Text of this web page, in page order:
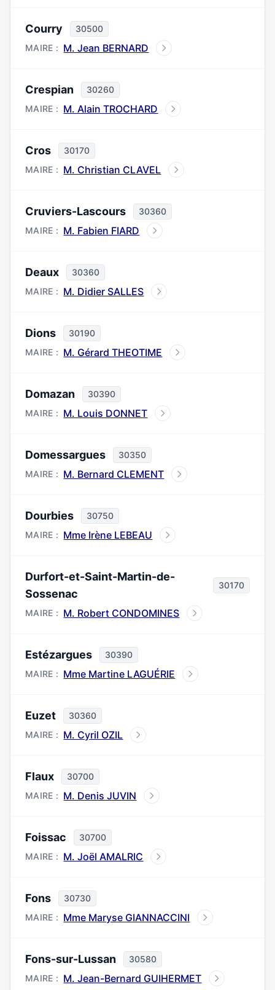
Courry
30500
MAIRE : M. Jean BERNARD
Crespian
30260
MAIRE : M. Alain TROCHARD
Cros
30170
MAIRE : M. Christian CLAVEL
Cruviers-Lascours
30360
MAIRE : M. Fabien FIARD
Deaux
30360
MAIRE : M. Didier SALLES
Dions
30190
MAIRE : M. Gérard THEOTIME
Domazan
30390
MAIRE : M. Louis DONNET
Domessargues
30350
MAIRE : M. Bernard CLEMENT
Dourbies
30750
MAIRE : Mme Irène LEBEAU
Durfort-et-Saint-Martin-de-
Sossenac
30170
MAIRE : M. Robert CONDOMINES
Estézargues
30390
MAIRE : Mme Martine LAGUÉRIE
Euzet
30360
MAIRE : M. Cyril OZIL
Flaux
30700
MAIRE : M. Denis JUVIN
Foissac
30700
MAIRE : M. Joël AMALRIC
Fons
30730
MAIRE : Mme Maryse GIANNACCINI
Fons-sur-Lussan
30580
MAIRE : M. Jean-Bernard GUIHERMET